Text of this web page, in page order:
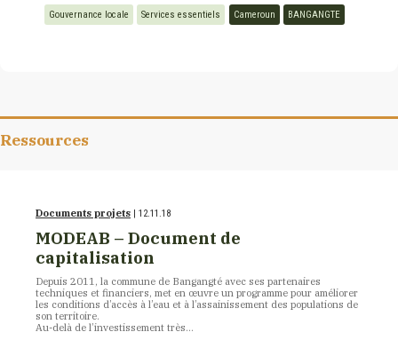
Gouvernance locale Services essentiels Cameroun BANGANGTE
Ressources
Documents projets | 12.11.18
MODEAB – Document de
capitalisation
Depuis 2011, la commune de Bangangté avec ses partenaires
techniques et financiers, met en œuvre un programme pour améliorer
les conditions d’accès à l’eau et à l’assainissement des populations de
son territoire.
Au-delà de l’investissement très…